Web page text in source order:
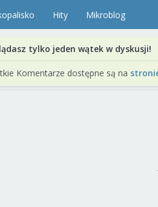
Hity Mikroblog
tylko jeden wątek w dyskusji!
Komentarze dostępne są na